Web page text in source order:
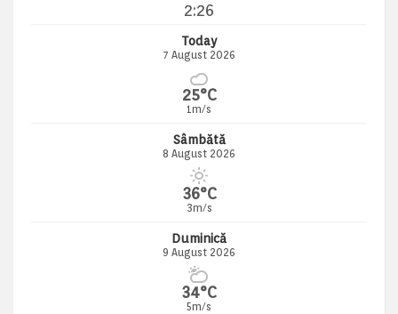
2:26
Today
7 August 2026
25°C
1m/s
Sâmbătă
8 August 2026
36°C
3m/s
Duminică
9 August 2026
34°C
5m/s